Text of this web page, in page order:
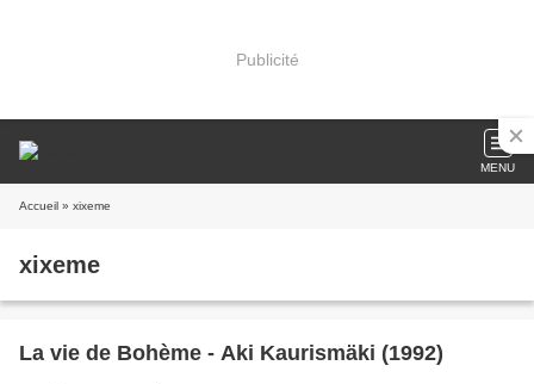
Publicité
MENU
Accueil » xixeme
xixeme
La vie de Bohème - Aki Kaurismäki (1992)